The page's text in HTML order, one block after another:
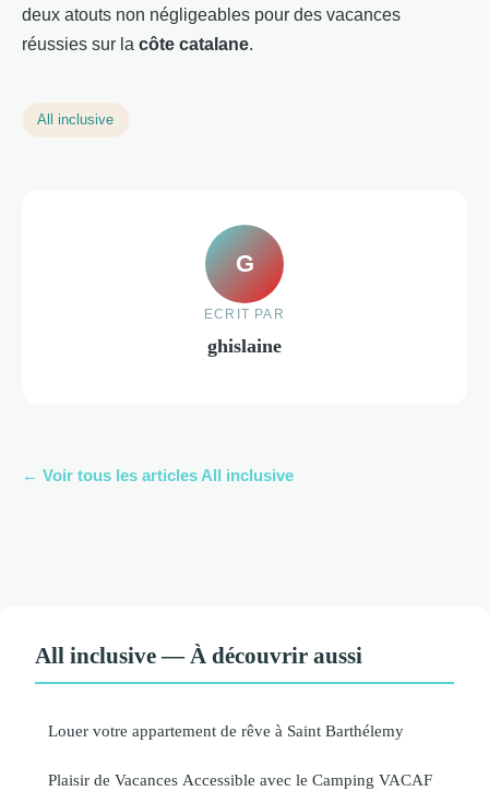
deux atouts non négligeables pour des vacances
réussies sur la côte catalane.
All inclusive
G
ECRIT PAR
ghislaine
← Voir tous les articles All inclusive
All inclusive — À découvrir aussi
Louer votre appartement de rêve à Saint Barthélemy
Plaisir de Vacances Accessible avec le Camping VACAF